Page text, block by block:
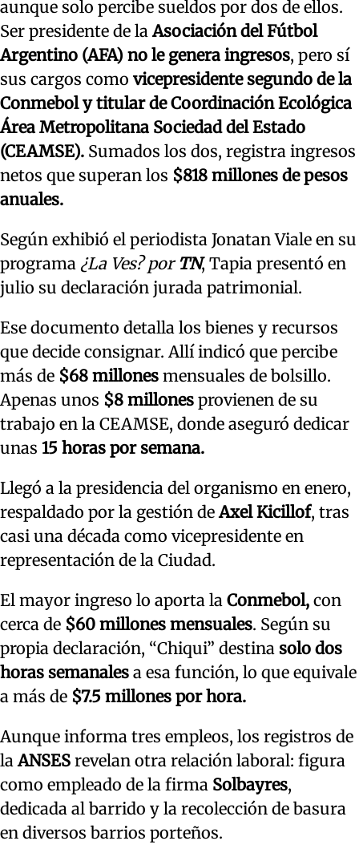
aunque solo percibe sueldos por dos de ellos.
Ser presidente de laAsociación del Fútbol
Argentino (AFA) no le genera ingresos, pero sí
sus cargos como vicepresidente segundo de la
Conmebol y titular de Coordinación Ecológica
Área Metropolitana Sociedad del Estado
(CEAMSE). Sumados los dos, registra ingresos
netos que superan los $818 millones de pesos
anuales.
Según exhibió el periodista Jonatan Viale en su
programa ¿La Ves? porTN, Tapia presentó en
julio su declaración jurada patrimonial.
Ese documento detalla los bienes y recursos
que decide consignar. Allí indicó que percibe
más de $68 millones mensuales de bolsillo.
Apenas unos $8 millones provienen de su
trabajo en la CEAMSE, donde aseguró dedicar
unas 15 horas por semana.
Llegó a la presidencia del organismo en enero,
respaldado por la gestión deAxel Kicillof, tras
casi una década como vicepresidente en
representación de la Ciudad.
El mayor ingreso lo aporta la Conmebol, con
cerca de $60 millones mensuales. Según su
propia declaración, “Chiqui” destina solo dos
horas semanales a esa función, lo que equivale
a más de $7.5 millones por hora.
Aunque informa tres empleos, los registros de
laANSES revelan otra relación laboral: figura
como empleado de la firma Solbayres,
dedicada al barrido y la recolección de basura
en diversos barrios porteños.